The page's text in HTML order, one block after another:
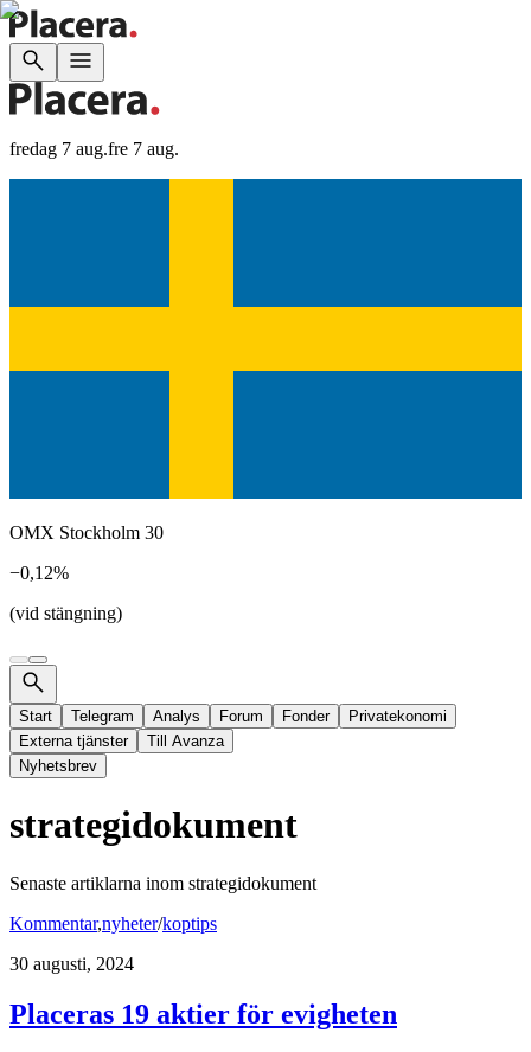
fredag 7 aug.fre 7 aug.
OMX Stockholm 30
−0,12%
(vid stängning)
Start Telegram Analys Forum Fonder
Privatekonomi
Externa tjänster
Till Avanza
Nyhetsbrev
strategidokument
Senaste artiklarna inom strategidokument
Kommentar,nyheter/koptips
30 augusti, 2024
Placeras 19 aktier för evigheten